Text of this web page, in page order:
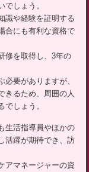
しょう。
識や経験を証明する
合にも有利な資格で
修を取得し、3年の
要がありますが、
きるため、周囲の人
しょう。
生活指導員やほかの
活躍が期待でき、訪
アマネージャーの資